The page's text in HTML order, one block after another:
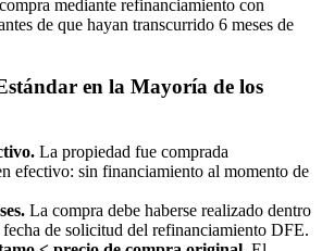
mediante refinanciamiento con
de que hayan transcurrido 6 meses de
en la Mayoría de los
La propiedad fue comprada
efectivo: sin financiamiento al momento de
La compra debe haberse realizado dentro
fecha de solicitud del refinanciamiento DFE.